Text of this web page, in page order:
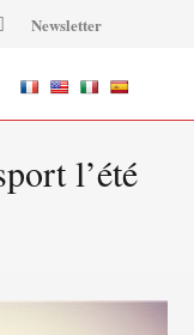
Newsletter
l’été